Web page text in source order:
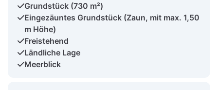
Grundstück (730 m²)
Eingezäuntes Grundstück (Zaun, mit max. 1,50
m Höhe)
Freistehend
Ländliche Lage
Meerblick